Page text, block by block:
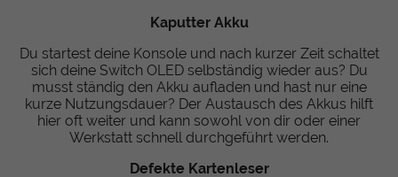
Kaputter Akku
Du startest deine Konsole und nach kurzer Zeit schaltet
sich deine Switch OLED selbständig wieder aus? Du
musst ständig den Akku aufladen und hast nur eine
kurze Nutzungsdauer? Der Austausch des Akkus hilft
hier oft weiter und kann sowohl von dir oder einer
Werkstatt schnell durchgeführt werden.
Defekte Kartenleser